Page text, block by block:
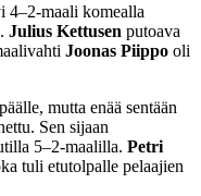
4–2-maali komealla
Julius Kettusen putoava
Joonas Piippo oli
mutta enää sentään
Sen sijaan
5–2-maalilla. Petri
tuli etutolpalle pelaajien